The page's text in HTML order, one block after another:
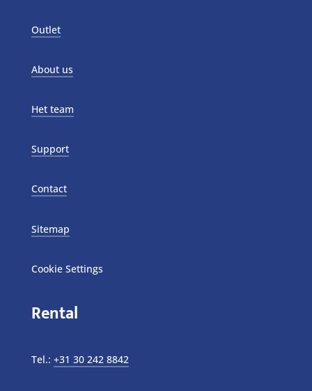
Outlet
About us
Het team
Support
Contact
Sitemap
Cookie Settings
Rental
Tel.: +31 30 242 8842